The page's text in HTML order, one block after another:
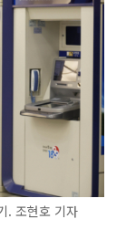
. 조현호 기자